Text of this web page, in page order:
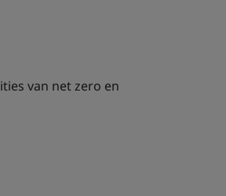
van net zero en